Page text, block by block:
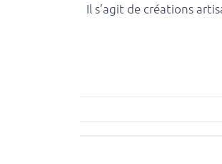
Il s’agit de créations